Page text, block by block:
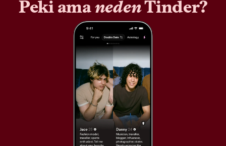
Peki amanedenTinder?